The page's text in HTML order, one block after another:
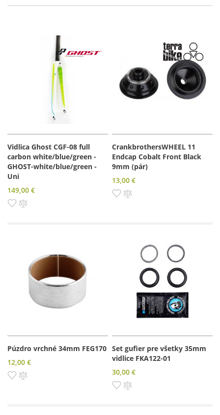
Vidlica Ghost CGF-08 full
carbon white/blue/green -
GHOST-white/blue/green -
Uni
149,00 €
Pridať do zoznamu prianí
CrankbrothersWHEEL 11
Endcap Cobalt Front Black
9mm (pár)
13,00 €
Pridať do zoznamu prianí
Púzdro vrchné 34mm FEG170
12,00 €
Pridať do zoznamu prianí
Set gufier pre všetky 35mm
vidlice FKA122-01
30,00 €
Pridať do zoznamu prianí